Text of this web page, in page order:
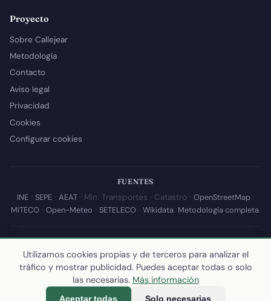
Proyecto
Sobre Callejear
Metodología
Contacto
Aviso legal
Privacidad
Cookies
Configurar cookies
FUENTES
INE· SEPE· AEAT· Min. Transportes · Catastro · OpenStreetMap·
MITECO· Open-Meteo · SETELECO· Wikidata. Metodología completa.
© 2026 Callejear.com — Directorio municipal de España con datos
abiertos. Desarrollado y mantenido porYoel Castaño.
Última actualización de esta página:10 de julio de 2026
calculamos los datos
Utilizamos cookies propias y de terceros para analizar el
tráfico y mostrar publicidad. Puedes aceptar todas o solo
las necesarias. Más información
Aceptar todas Solo necesarias